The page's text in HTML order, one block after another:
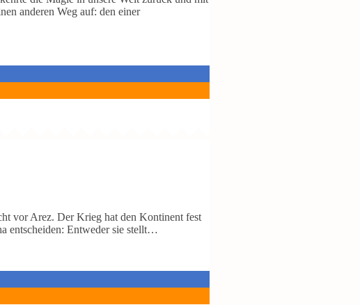
anderen Weg auf: den einer
vor Arez. Der Krieg hat den Kontinent fest
entscheiden: Entweder sie stellt…